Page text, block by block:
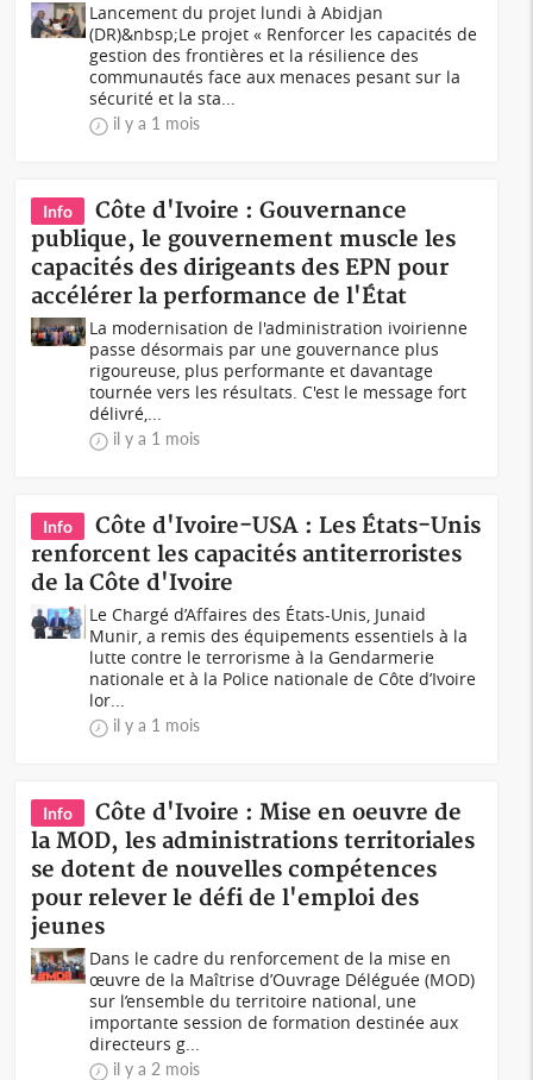
Lancement du projet lundi à Abidjan
(DR)&nbsp;Le projet « Renforcer les capacités de
gestion des frontières et la résilience des
communautés face aux menaces pesant sur la
sécurité et la sta...
il y a 1 mois
Info
Côte d'Ivoire : Gouvernance
publique, le gouvernement muscle les
capacités des dirigeants des EPN pour
accélérer la performance de l'État
La modernisation de l'administration ivoirienne
passe désormais par une gouvernance plus
rigoureuse, plus performante et davantage
tournée vers les résultats. C'est le message fort
délivré,...
il y a 1 mois
Info
Côte d'Ivoire-USA : Les États-Unis
renforcent les capacités antiterroristes
de la Côte d'Ivoire
Le Chargé d’Affaires des États-Unis, Junaid
Munir, a remis des équipements essentiels à la
lutte contre le terrorisme à la Gendarmerie
nationale et à la Police nationale de Côte d’Ivoire
lor...
il y a 1 mois
Info
Côte d'Ivoire : Mise en oeuvre de
la MOD, les administrations territoriales
se dotent de nouvelles compétences
pour relever le défi de l'emploi des
jeunes
Dans le cadre du renforcement de la mise en
œuvre de la Maîtrise d’Ouvrage Déléguée (MOD)
sur l’ensemble du territoire national, une
importante session de formation destinée aux
directeurs g...
il y a 2 mois